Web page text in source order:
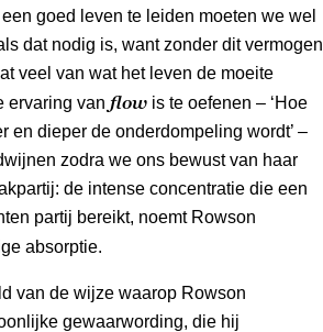
goed leven te leiden moeten we wel
dat nodig is, want zonder dit vermogen
veel van wat het leven de moeite
ervaring van flow is te oefenen – ‘Hoe
en dieper de onderdompeling wordt’ –
zodra we ons bewust van haar
de intense concentratie die een
partij bereikt, noemt Rowson
absorptie.
van de wijze waarop Rowson
gewaarwording, die hij